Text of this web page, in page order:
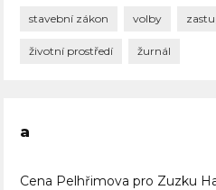
stavební zákon volby
životní prostředí žurnál
a
Cena Pelhřimova pro Zuzku